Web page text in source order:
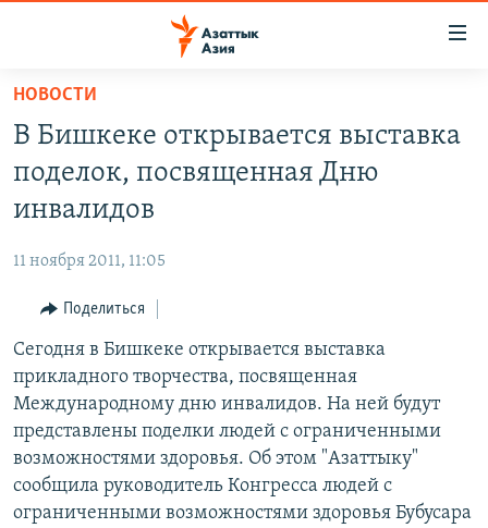
Вернуться
основному
содержанию
главной
навигации
Вернутся
поиску
ТАДЖИКИСТАН
ҚАЗАҚША
КЫРГЫЗЧА
ЎЗБЕКЧА
ТОҶИКӢ
TÜRKMENÇE
Все сайты РСЕ/РС
НОВОСТИ
В Бишкеке открывается выставка
поделок, посвященная Дню
инвалидов
11 ноября 2011, 11:05
Поделиться
Сегодня в Бишкеке открывается выставка
прикладного творчества, посвященная
Международному дню инвалидов. На ней будут
представлены поделки людей с ограниченными
возможностями здоровья. Об этом "Азаттыку"
сообщила руководитель Конгресса людей с
ограниченными возможностями здоровья Бубусара